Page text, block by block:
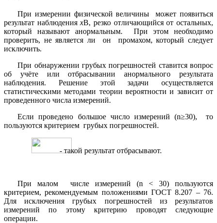
При измерении физической величины может появиться
результат наблюденияхВ, резко отличающийся от остальных,
который называют анормальным. При этом необходимо
проверить, не является ли он промахом, который следует
исключить.
При обнаружении грубых погрешностей ставится вопрос
об учёте или отбрасывании анормального результата
наблюдения. Решение этой задачи осуществляется
статистическими методами теории вероятности и зависит от
проведенного числа измерений.
Если проведено большое число измерений (n≥30), то
пользуются критерием грубых погрешностей.
- такой результат отбрасывают.
При малом числе измерений (n < 30) пользуются
критерием, рекомендуемым положениями ГОСТ 8.207 – 76.
Для исключения грубых погрешностей из результатов
измерений по этому критерию проводят следующие
операции.